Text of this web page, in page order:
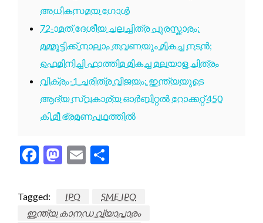
അധികസമയ ഗോൾ
72-ാമത് ദേശീയ ചലച്ചിത്ര പുരസ്കാരം:
മമ്മൂട്ടിക്ക് നാലാം തവണയും മികച്ച നടൻ;
ഫെമിനിച്ചി ഫാത്തിമ മികച്ച മലയാള ചിത്രം
വിക്രം-1 ചരിത്ര വിജയം: ഇന്ത്യയുടെ
ആദ്യ സ്വകാര്യ ഓർബിറ്റൽ റോക്കറ്റ് 450
കി.മീ ഭ്രമണപഥത്തിൽ
Facebook
Mastodon
Email
Tagged: IPO
SME IPO
ഇന്ത്യ കാനഡ വ്യാപാരം